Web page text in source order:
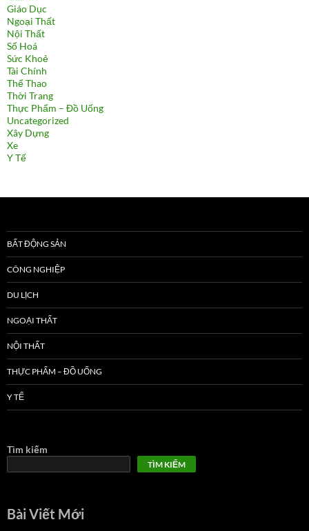
Giáo Dục
Ngoại Thất
Nội Thất
Số Hoá
Sức Khoẻ
Tài Chính
Thể Thao
Thời Trang
Thực Phẩm – Đồ Uống
Uncategorized
Xây Dựng
Xe
Y Tế
BẤT ĐỘNG SẢN
CÔNG NGHIỆP
DU LỊCH
NGOẠI THẤT
NỘI THẤT
THỰC PHẨM – ĐỒ UỐNG
Y TẾ
Tìm kiếm
TÌM KIẾM
Bài Viết Mới